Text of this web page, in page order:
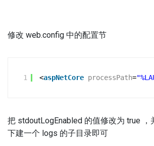
修改 web.config 中的配置节
1 <aspNetCore processPath=
把 stdoutLogEnabled 的值修改为 true
下建一个 logs 的子目录即可